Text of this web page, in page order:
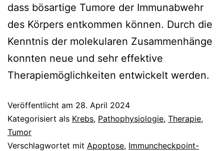
dass bösartige Tumore der Immunabwehr
des Körpers entkommen können. Durch die
Kenntnis der molekularen Zusammenhänge
konnten neue und sehr effektive
Therapiemöglichkeiten entwickelt werden.
Veröffentlicht am 28. April 2024
Kategorisiert als Krebs, Pathophysiologie, Therapie,
Tumor
Verschlagwortet mit Apoptose, Immuncheckpoint-